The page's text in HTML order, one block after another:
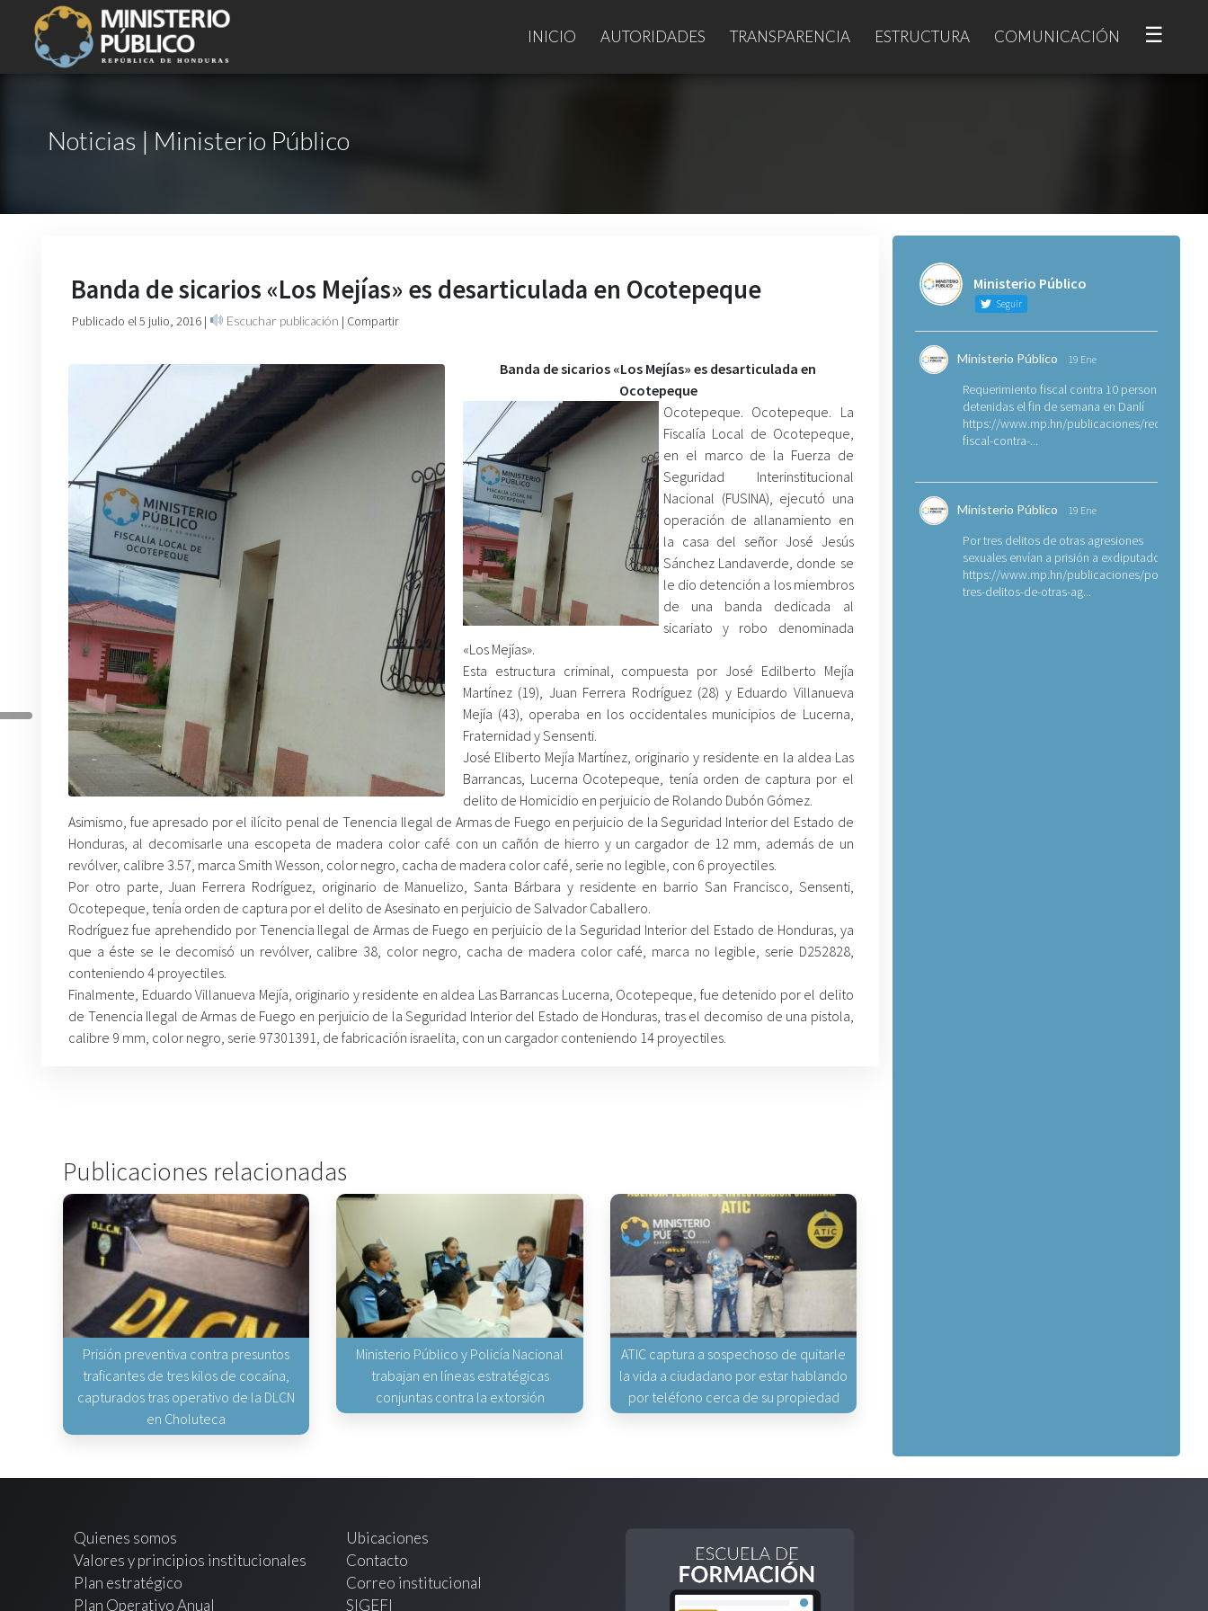
INICIO AUTORIDADES TRANSPARENCIA ESTRUCTURA COMUNICACIÓN ☰
Noticias | Ministerio Público
Banda de sicarios «Los Mejías» es desarticulada en Ocotepeque
Publicado el 5 julio, 2016 | Escuchar publicación | Compartir
Banda de sicarios «Los Mejías» es desarticulada en
Ocotepeque
Ocotepeque. Ocotepeque. La
Fiscalía Local de Ocotepeque,
en el marco de la Fuerza de
Seguridad Interinstitucional
Nacional (FUSINA), ejecutó una
operación de allanamiento en
la casa del señor José Jesús
Sánchez Landaverde, donde se
le dio detención a los miembros
de una banda dedicada al
sicariato y robo denominada
«Los Mejías».
Esta estructura criminal, compuesta por José Edilberto Mejía
Martínez (19), Juan Ferrera Rodríguez (28) y Eduardo Villanueva
Mejía (43), operaba en los occidentales municipios de Lucerna,
Fraternidad y Sensenti.
José Eliberto Mejía Martínez, originario y residente en la aldea Las
Barrancas, Lucerna Ocotepeque, tenía orden de captura por el
delito de Homicidio en perjuicio de Rolando Dubón Gómez.
Asimismo, fue apresado por el ilícito penal de Tenencia Ilegal de Armas de Fuego en perjuicio de la Seguridad Interior del Estado de
Honduras, al decomisarle una escopeta de madera color café con un cañón de hierro y un cargador de 12 mm, además de un
revólver, calibre 3.57, marca Smith Wesson, color negro, cacha de madera color café, serie no legible, con 6 proyectiles.
Por otro parte, Juan Ferrera Rodríguez, originario de Manuelizo, Santa Bárbara y residente en barrio San Francisco, Sensenti,
Ocotepeque, tenía orden de captura por el delito de Asesinato en perjuicio de Salvador Caballero.
Rodríguez fue aprehendido por Tenencia Ilegal de Armas de Fuego en perjuicio de la Seguridad Interior del Estado de Honduras, ya
que a éste se le decomisó un revólver, calibre 38, color negro, cacha de madera color café, marca no legible, serie D252828,
conteniendo 4 proyectiles.
Finalmente, Eduardo Villanueva Mejía, originario y residente en aldea Las Barrancas Lucerna, Ocotepeque, fue detenido por el delito
de Tenencia Ilegal de Armas de Fuego en perjuicio de la Seguridad Interior del Estado de Honduras, tras el decomiso de una pistola,
calibre 9 mm, color negro, serie 97301391, de fabricación israelita, con un cargador conteniendo 14 proyectiles.
Publicaciones relacionadas
Prisión preventiva contra presuntos
traficantes de tres kilos de cocaína,
capturados tras operativo de la DLCN
en Choluteca
Ministerio Público y Policía Nacional
trabajan en líneas estratégicas
conjuntas contra la extorsión
ATIC captura a sospechoso de quitarle
la vida a ciudadano por estar hablando
por teléfono cerca de su propiedad
Ministerio Público
Seguir
Ministerio Público 19 Ene
Requerimiento fiscal contra 10 personas
detenidas el fin de semana en Danlí
https://www.mp.hn/publicaciones/
fiscal-contra-...
Ministerio Público 19 Ene
Por tres delitos de otras agresiones
sexuales envían a prisión a exdiputado
https://www.mp.hn/publicaciones/por-
tres-delitos-de-otras-ag...
Quienes somos
Valores y principios institucionales
Plan estratégico
Plan Operativo Anual
Ubicaciones
Contacto
Correo institucional
SIGEFI